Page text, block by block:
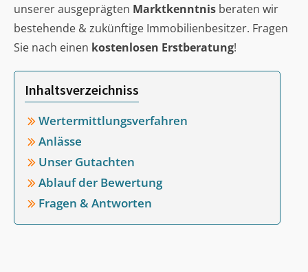
unserer ausgeprägten Marktkenntnis beraten wir
bestehende & zukünftige Immobilienbesitzer. Fragen
Sie nach einen kostenlosen Erstberatung!
Inhaltsverzeichniss
Wertermittlungsverfahren
Anlässe
Unser Gutachten
Ablauf der Bewertung
Fragen & Antworten